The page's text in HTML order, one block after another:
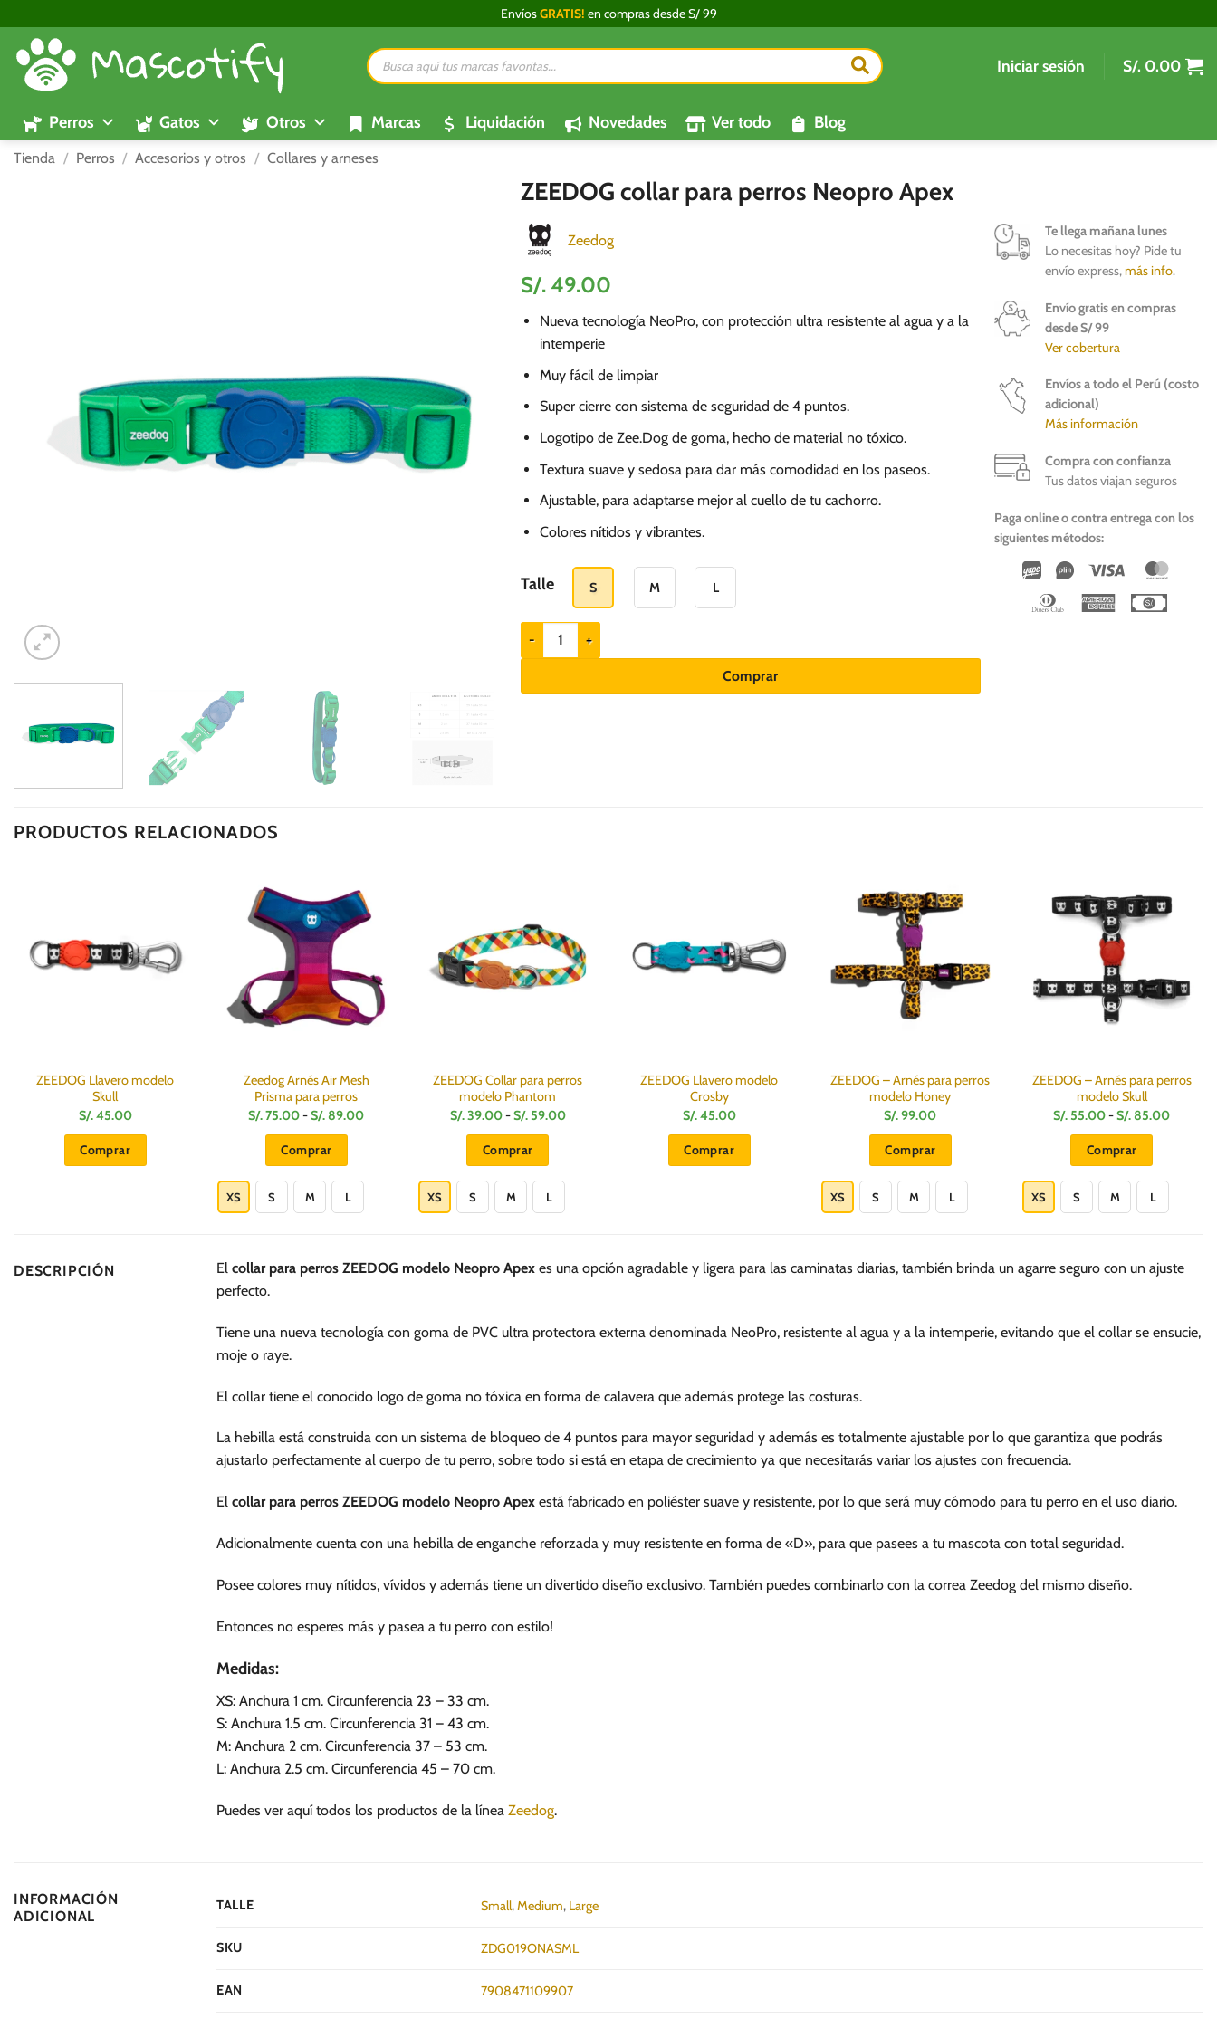
al
contenido
EnvíosGRATIS! en compras desde S/ 99
Búsqueda
de
productos
Iniciar sesión S/. 0.00
Perros Gatos Otros Marcas Liquidación Novedades Ver todo Blog
Tienda / Perros / Accesorios y otros / Collares y arneses
ZEEDOG collar para perros Neopro Apex
Zeedog
S/.49.00
Nueva tecnología NeoPro, con protección ultra resistente al agua y a la
intemperie
Muy fácil de limpiar
Super cierre con sistema de seguridad de 4 puntos.
Logotipo de Zee.Dog de goma, hecho de material no tóxico.
Textura suave y sedosa para dar más comodidad en los paseos.
Ajustable, para adaptarse mejor al cuello de tu cachorro.
Colores nítidos y vibrantes.
Talle S M L
ZEEDOG collar para perros Neopro Apex cantidad
Comprar
Te llega mañana lunes
Lo necesitas hoy? Pide tu
envío express,más info.
Envío gratis en compras
desde S/ 99
Ver cobertura
Envíos a todo el Perú (costo
adicional)
Más información
Compra con confianza
Tus datos viajan seguros
Paga online o contra entrega con los
siguientes métodos:
Wirecard
Vipps Visa
Dinners
American
PRODUCTOS RELACIONADOS
ZEEDOG Llavero modelo
Skull
S/.45.00
Comprar
Zeedog Arnés Air Mesh
Prisma para perros
S/.75.00-S/.89.00Rango
Comprar
producto
tiene
Las
pueden
la
de
producto
XS S M L
ZEEDOG Collar para perros
modelo Phantom
S/.39.00-S/. 59.00Rango
Comprar
producto
tiene
Las
pueden
la
de
producto
XS S M L
ZEEDOG Llavero modelo
Crosby
S/.45.00
Comprar
ZEEDOG – Arnés para perros
modelo Honey
S/.99.00
Comprar
producto
tiene
pueden
de
producto
XS S M L
ZEEDOG – Arnés para perros
modelo Skull
S/. 55.00-S/.85.00Rango
Comprar
producto
tiene
Las
pueden
de
XS S M L
DESCRIPCIÓN El collar para perros ZEEDOG modelo Neopro Apex es una opción agradable y ligera para las caminatas diarias, también brinda un agarre seguro con un ajuste
perfecto.
Tiene una nueva tecnología con goma de PVC ultra protectora externa denominada NeoPro, resistente al agua y a la intemperie, evitando que el collar se ensucie,
moje o raye.
El collar tiene el conocido logo de goma no tóxica en forma de calavera que además protege las costuras.
La hebilla está construida con un sistema de bloqueo de 4 puntos para mayor seguridad y además es totalmente ajustable por lo que garantiza que podrás
ajustarlo perfectamente al cuerpo de tu perro, sobre todo si está en etapa de crecimiento ya que necesitarás variar los ajustes con frecuencia.
El collar para perros ZEEDOG modelo Neopro Apex está fabricado en poliéster suave y resistente, por lo que será muy cómodo para tu perro en el uso diario.
Adicionalmente cuenta con una hebilla de enganche reforzada y muy resistente en forma de «D», para que pasees a tu mascota con total seguridad.
Posee colores muy nítidos, vívidos y además tiene un divertido diseño exclusivo. También puedes combinarlo con la correa Zeedog del mismo diseño.
Entonces no esperes más y pasea a tu perro con estilo!
Medidas:
XS: Anchura 1 cm. Circunferencia 23 – 33 cm.
S: Anchura 1.5 cm. Circunferencia 31 – 43 cm.
M: Anchura 2 cm. Circunferencia 37 – 53 cm.
L: Anchura 2.5 cm. Circunferencia 45 – 70 cm.
Puedes ver aquí todos los productos de la línea Zeedog.
INFORMACIÓN
ADICIONAL
TALLE Small,Medium, Large
SKU ZDG019ONASML
EAN 7908471109907